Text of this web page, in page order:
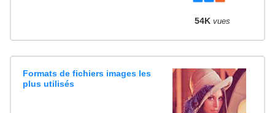
54K vues
Formats de fichiers images les
plus utilisés